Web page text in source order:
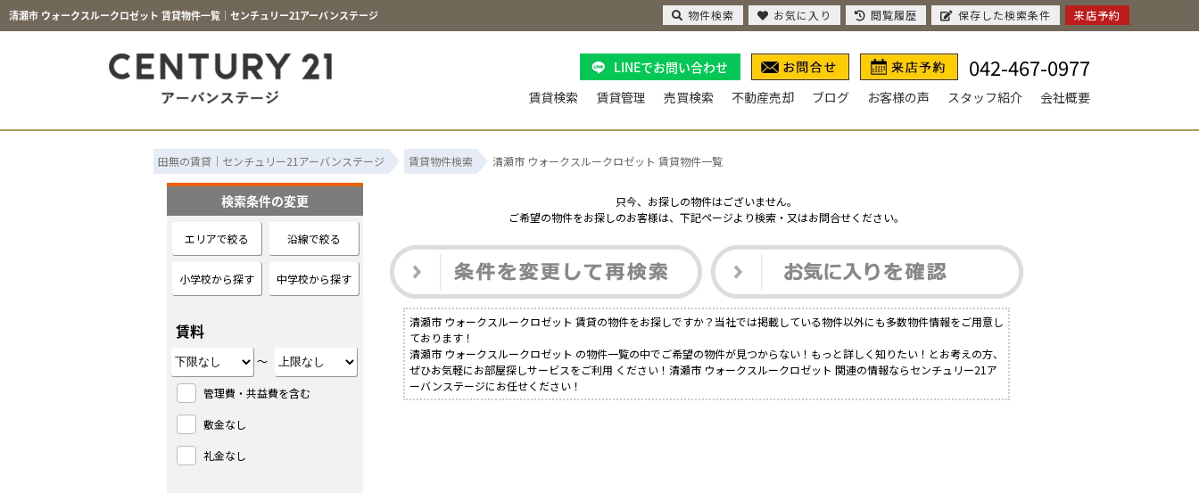
清瀬市 ウォークスルークロゼット 賃貸物件一覧｜センチュリー21アーバンステージ
LINEでお問い合わせ 042-467-0977
賃貸検索 賃貸管理 売買検索 不動産売却 ブログ お客様の声 スタッフ紹介 会社概要
田無の賃貸｜センチュリー21アーバンステージ 賃貸物件検索 清瀬市 ウォークスルークロゼット 賃貸物件一覧
只今、お探しの物件はございません。
ご希望の物件をお探しのお客様は、下記ページより検索・又はお問合せください。
清瀬市 ウォークスルークロゼット 賃貸の物件をお探しですか？当社では掲載している物件以外にも多数物件情報をご用意し
ております！
清瀬市 ウォークスルークロゼット の物件一覧の中でご希望の物件が見つからない！もっと詳しく知りたい！とお考えの方、
ぜひお気軽にお部屋探しサービスをご利用 ください！清瀬市 ウォークスルークロゼット 関連の情報ならセンチュリー21ア
ーバンステージにお任せください！
検索条件の変更
エリアで絞る 沿線で絞る
小学校から探す 中学校から探す
賃料
～
管理費・共益費を含む
敷金なし
礼金なし
物件検索 お気に入り 閲覧履歴 保存した検索条件 来店予約